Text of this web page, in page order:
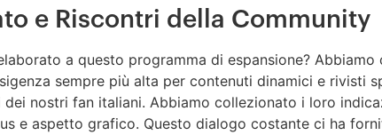
e Riscontri della Community
a questo programma di espansione?
sempre più alta per contenuti dinamici e rivisti
dei nostri fan italiani. Abbiamo collezionato i loro
e aspetto grafico. Questo dialogo costante ci ha